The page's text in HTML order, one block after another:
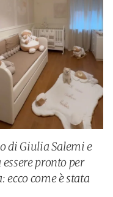
di Giulia Salemi e
pronto per
come è stata